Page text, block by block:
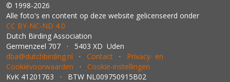
© 1998-2026
Alle foto's en content op deze website gelicenseerd onder
CC BY‑NC‑ND 4.0
Dutch Birding Association
Germenzeel 707 · 5403 XD Uden
dba@dutchbirding.nl · Contact · Privacy- en
Cookievoorwaarden · Cookie-instellingen
KvK 41201763 · BTW NL009750915B02